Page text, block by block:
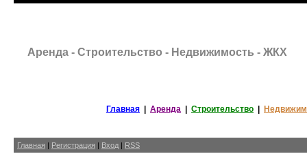
Аренда - Строительство - Недвижимость - ЖКХ
Главная Аренда Строительство
Главная Регистрация Вход RSS